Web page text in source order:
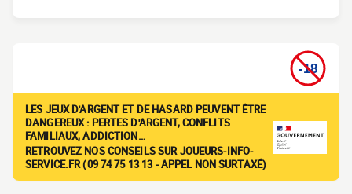
LES JEUX D'ARGENT ET DE HASARD PEUVENT ÊTRE
DANGEREUX : PERTES D'ARGENT, CONFLITS
FAMILIAUX, ADDICTION…
RETROUVEZ NOS CONSEILS SUR JOUEURS-INFO-
SERVICE.FR (09 74 75 13 13 - APPEL NON SURTAXÉ)